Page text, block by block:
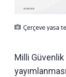
Çerçeve yasa
Milli Güvenlik